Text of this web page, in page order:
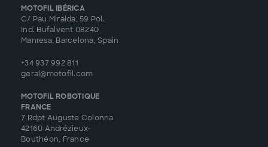
MOTOFIL IBÉRICA
C/ Pau Miralda, 59 Pol.
Ind. Bufalvent 08240
Manresa, Barcelona, Spain
+34 937 992 811
geral@motofil.com
MOTOFIL ROBOTIQUE
FRANCE
7 Rdpt Auguste Colonna
42160 Andrézieux-
Bouthéon, France